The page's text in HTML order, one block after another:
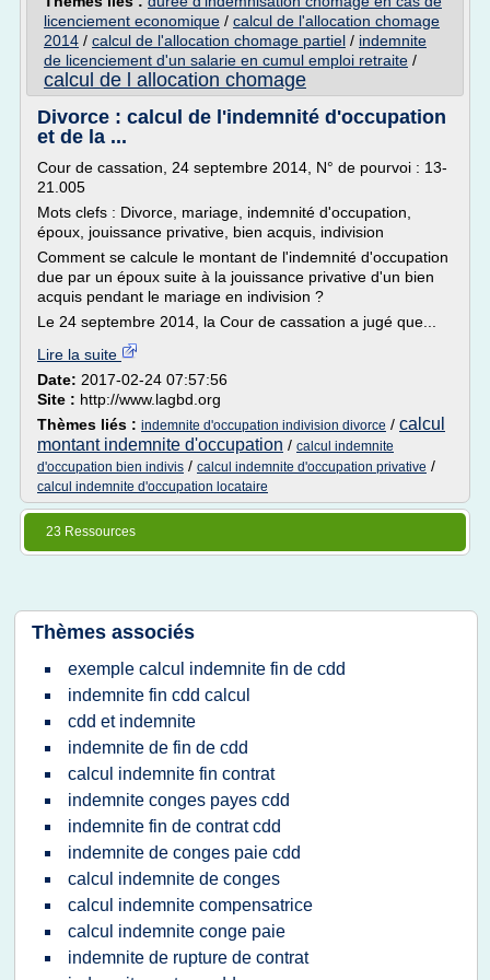
licenciement economique / calcul de l'allocation chomage
2014 / calcul de l'allocation chomage partiel / indemnite
de licenciement d'un salarie en cumul emploi retraite /
calcul de l allocation chomage
Divorce : calcul de l'indemnité d'occupation
et de la ...
Cour de cassation, 24 septembre 2014, N° de pourvoi : 13-
21.005
Mots clefs : Divorce, mariage, indemnité d'occupation,
époux, jouissance privative, bien acquis, indivision
Comment se calcule le montant de l'indemnité d'occupation
due par un époux suite à la jouissance privative d'un bien
acquis pendant le mariage en indivision ?
Le 24 septembre 2014, la Cour de cassation a jugé que...
Lire la suite
Date: 2017-02-24 07:57:56
Site : http://www.lagbd.org
Thèmes liés : indemnite d'occupation indivision divorce / calcul
montant indemnite d'occupation / calcul indemnite
d'occupation bien indivis / calcul indemnite d'occupation privative /
calcul indemnite d'occupation locataire
23 Ressources
Thèmes associés
exemple calcul indemnite fin de cdd
indemnite fin cdd calcul
cdd et indemnite
indemnite de fin de cdd
calcul indemnite fin contrat
indemnite conges payes cdd
indemnite fin de contrat cdd
indemnite de conges paie cdd
calcul indemnite de conges
calcul indemnite compensatrice
calcul indemnite conge paie
indemnite de rupture de contrat